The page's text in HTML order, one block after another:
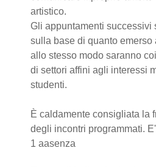
artistico.
Gli appuntamenti successivi
sulla base di quanto emerso
allo stesso modo saranno
di settori affini agli interessi
studenti.
È caldamente consigliata la
degli incontri programmati.
1 aasenza